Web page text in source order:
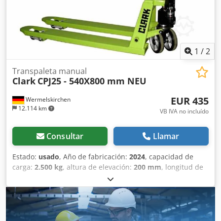
1 /2
Wermelskirchen
12.114 km
Transpaleta manual
Clark CPJ25 - 540X800 mm NEU
EUR 435
VB IVA no incluído
Consultar Llamar
Estado: usado, Año de fabricación: 2024, capacidad de
carga: 2.500 kg, altura de elevación: 200 mm, longitud de
, tipo de accionamiento:
Transpaleta manual Tipo de mástil: Ninguno Tipo de
ruedas delanteras: Poliuretano Estado de ruedas
delanteras: 80 - 100% Tipo de ruedas traseras: Poliuretano
Estado de ruedas traseras: 80 - 100% Csdsxfyfuspfx Ak Dsrf